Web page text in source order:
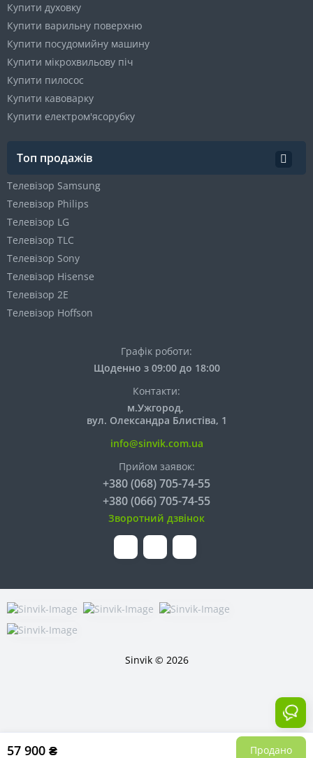
57 900 ₴ Продано
Купити духовку
Купити варильну поверхню
Купити посудомийну машину
Купити мікрохвильову піч
Купити пилосос
Купити кавоварку
Купити електром'ясорубку
Топ продажів
Телевізор Samsung
Телевізор Philips
Телевізор LG
Телевізор TLC
Телевізор Sony
Телевізор Hisense
Телевізор 2E
Телевізор Hoffson
Графік роботи:
Щоденно з 09:00 до 18:00
Контакти:
м.Ужгород,
вул. Олександра Блистіва, 1
info@sinvik.com.ua
Прийом заявок:
+380 (068) 705-74-55
+380 (066) 705-74-55
Зворотний дзвінок
Sinvik © 2026